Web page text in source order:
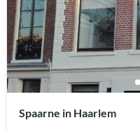
Spaarne in Haarlem